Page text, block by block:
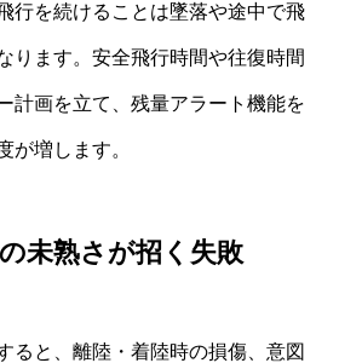
行を続けることは墜落や途中で飛
ります。安全飛行時間や往復時間
計画を立て、残量アラート機能を
が増します。
未熟さが招く失敗
ると、離陸・着陸時の損傷、意図